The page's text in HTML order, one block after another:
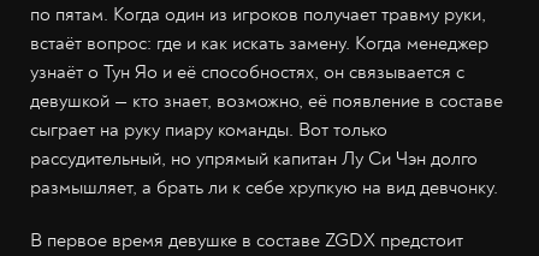
по пятам. Когда один из игроков получает травму руки,
встаёт вопрос: где и как искать замену. Когда менеджер
узнаёт о Тун Яо и её способностях, он связывается с
девушкой — кто знает, возможно, её появление в составе
сыграет на руку пиару команды. Вот только
рассудительный, но упрямый капитан Лу Си Чэн долго
размышляет, а брать ли к себе хрупкую на вид девчонку.
В первое время девушке в составе ZGDX предстоит